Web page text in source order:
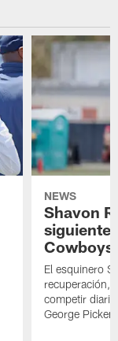
NEWS
Shavon
siguiente
Cowboys
El esquinero
recuperación,
competir
George